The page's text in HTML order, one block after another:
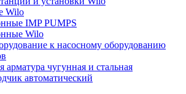
Wilo
IMP PUMPS
Wilo
к насосному оборудованию
чугунная и стальная
автоматический